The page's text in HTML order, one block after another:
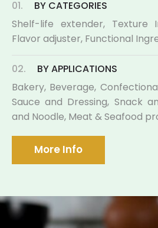
01.
BY CATEGORIES
Shelf-life extender, Texture
Flavor adjuster, Functional
02.
BY APPLICATIONS
Bakery, Beverage,
Sauce and Dressing, Snack
and Noodle, Meat & Seafood
More Info